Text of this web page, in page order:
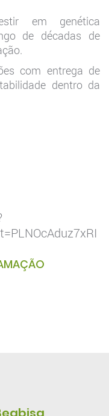
em genética
de décadas de
com entrega de
dentro da